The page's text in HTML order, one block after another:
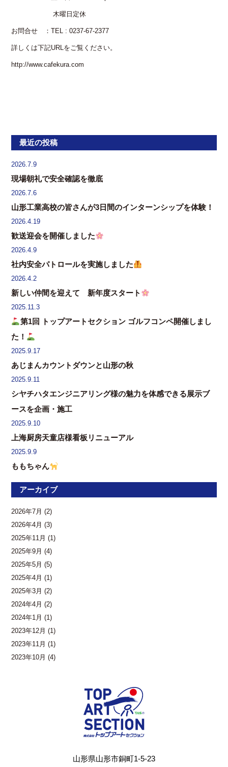
木曜日定休
お問合せ ：TEL : 0237-67-2377
詳しくは下記URLをご覧ください。
http://www.cafekura.com
最近の投稿
2026.7.9
現場朝礼で安全確認を徹底
2026.7.6
山形工業高校の皆さんが3日間のインターンシップを体験！
2026.4.19
歓送迎会を開催しました
2026.4.9
社内安全パトロールを実施しました
2026.4.2
新しい仲間を迎えて 新年度スタート
2025.11.3
第1回 トップアートセクション ゴルフコンペ開催しまし
た！
2025.9.17
あじまんカウントダウンと山形の秋
2025.9.11
シヤチハタエンジニアリング様の魅力を体感できる展示ブ
ースを企画・施工
2025.9.10
上海厨房天童店様看板リニューアル
2025.9.9
ももちゃん
アーカイブ
2026年7月 (2)
2026年4月 (3)
2025年11月 (1)
2025年9月 (4)
2025年5月 (5)
2025年4月 (1)
2025年3月 (2)
2024年4月 (2)
2024年1月 (1)
2023年12月 (1)
2023年11月 (1)
2023年10月 (4)
山形県山形市銅町1-5-23